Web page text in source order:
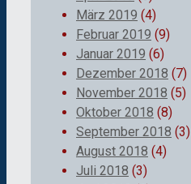
März 2019 (4)
Februar 2019 (9)
Januar 2019 (6)
Dezember 2018 (7)
November 2018 (5)
Oktober 2018 (8)
September 2018 (3)
August 2018 (4)
Juli 2018 (3)